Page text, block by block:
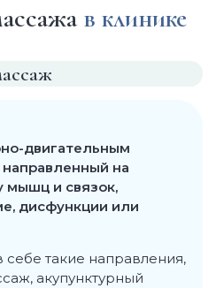
в клинике
двигательным
на
мышц и связок,
дисфункции или
себе такие направления,
акупунктурный